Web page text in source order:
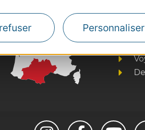
Personnaliser